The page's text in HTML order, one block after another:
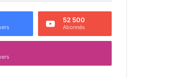
52 500
Abonnés